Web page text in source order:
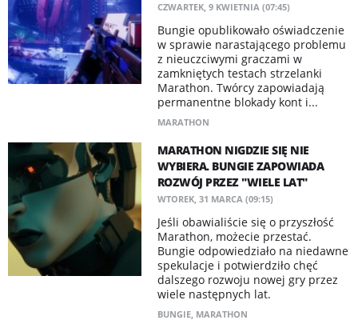
CZWARTEK, 9 KWIETNIA (07:45)
Bungie opublikowało oświadczenie
w sprawie narastającego problemu
z nieuczciwymi graczami w
zamkniętych testach strzelanki
Marathon. Twórcy zapowiadają
permanentne blokady kont i...
MARATHON
MARATHON NIGDZIE SIĘ NIE
WYBIERA. BUNGIE ZAPOWIADA
ROZWÓJ PRZEZ "WIELE LAT"
WTOREK, 31 MARCA (09:15)
Jeśli obawialiście się o przyszłość
Marathon, możecie przestać.
Bungie odpowiedziało na niedawne
spekulacje i potwierdziło chęć
dalszego rozwoju nowej gry przez
wiele następnych lat.
BUNGIE, MARATHON